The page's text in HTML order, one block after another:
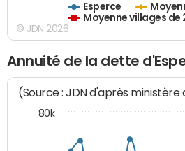
Esperce
Moyenne villages de
© JDN 2026
Annuité de la dette
(Source : JDN d'après ministère
80k